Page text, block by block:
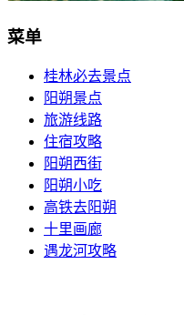
菜单
桂林必去景点
阳朔景点
旅游线路
住宿攻略
阳朔西街
阳朔小吃
高铁去阳朔
十里画廊
遇龙河攻略